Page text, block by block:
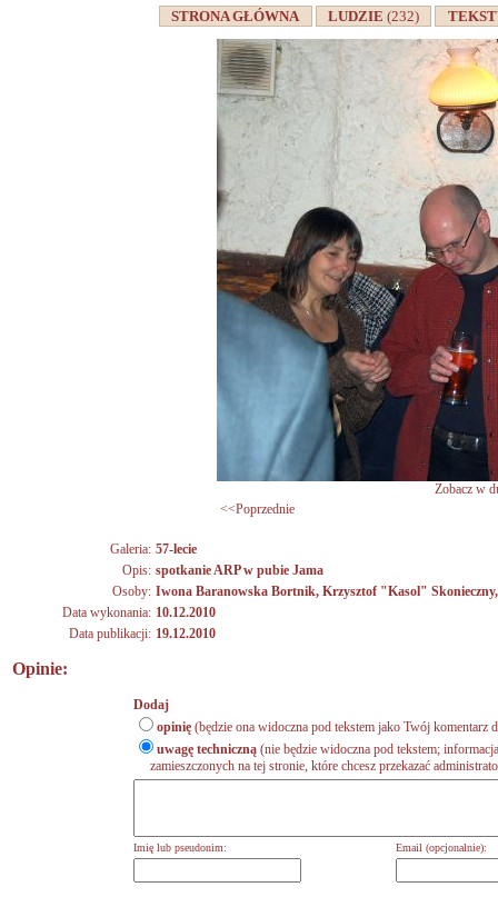
STRONA GŁÓWNA LUDZIE(232)
Zobacz w
<<Poprzednie
Galeria: 57-lecie
Opis: spotkanie ARP w pubie Jama
Osoby: Iwona Baranowska Bortnik, Krzysztof "Kasol" Skonieczny
Data wykonania: 10.12.2010
Data publikacji: 19.12.2010
Opinie:
Dodaj
opinię (będzie ona widoczna pod tekstem jako Twój komentarz
uwagę techniczną (nie będzie widoczna pod tekstem;
zamieszczonych na tej stronie, które chcesz przekazać
Imię lub pseudonim: Email (opcjonalnie):